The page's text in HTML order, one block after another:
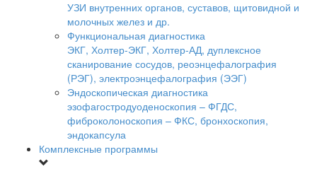
УЗИ внутренних органов, суставов, щитовидной и
молочных желез и др.
Функциональная диагностика
ЭКГ, Холтер-ЭКГ, Холтер-АД, дуплексное
сканирование сосудов, реоэнцефалография
(РЭГ), электроэнцефалография (ЭЭГ)
Эндоскопическая диагностика
эзофагостродуоденоскопия – ФГДС,
фиброколоноскопия – ФКС, бронхоскопия,
эндокапсула
Комплексные программы